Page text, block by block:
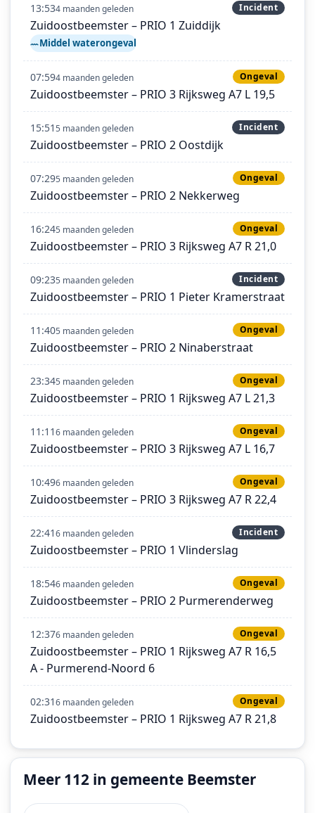
13:534 maanden geleden Incident
Zuidoostbeemster – PRIO 1 Zuiddijk
Middel waterongeval
07:594 maanden geleden Ongeval
Zuidoostbeemster – PRIO 3 Rijksweg A7 L 19,5
15:515 maanden geleden Incident
Zuidoostbeemster – PRIO 2 Oostdijk
07:295 maanden geleden Ongeval
Zuidoostbeemster – PRIO 2 Nekkerweg
16:245 maanden geleden Ongeval
Zuidoostbeemster – PRIO 3 Rijksweg A7 R 21,0
09:235 maanden geleden Incident
Zuidoostbeemster – PRIO 1 Pieter Kramerstraat
11:405 maanden geleden Ongeval
Zuidoostbeemster – PRIO 2 Ninaberstraat
23:345 maanden geleden Ongeval
Zuidoostbeemster – PRIO 1 Rijksweg A7 L 21,3
11:116 maanden geleden Ongeval
Zuidoostbeemster – PRIO 3 Rijksweg A7 L 16,7
10:496 maanden geleden Ongeval
Zuidoostbeemster – PRIO 3 Rijksweg A7 R 22,4
22:416 maanden geleden Incident
Zuidoostbeemster – PRIO 1 Vlinderslag
18:546 maanden geleden Ongeval
Zuidoostbeemster – PRIO 2 Purmerenderweg
12:376 maanden geleden Ongeval
Zuidoostbeemster – PRIO 1 Rijksweg A7 R 16,5
A - Purmerend-Noord 6
02:316 maanden geleden Ongeval
Zuidoostbeemster – PRIO 1 Rijksweg A7 R 21,8
Meer 112 in gemeente Beemster